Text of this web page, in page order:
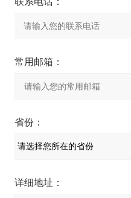
常用邮箱：
省份：
详细地址：